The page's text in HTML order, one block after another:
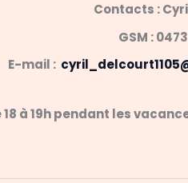
Contacts :
GSM :
E-mail :
18 à 19h pendant les